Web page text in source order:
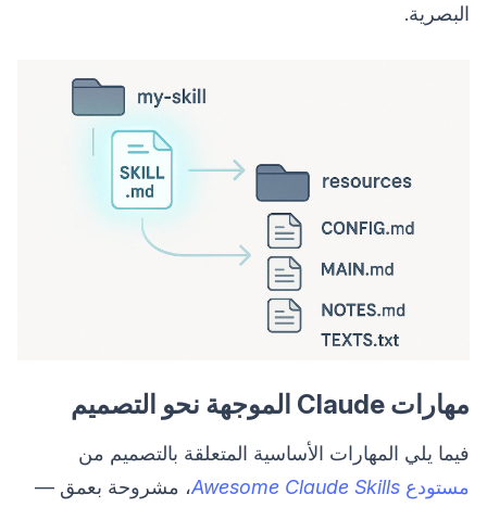
البصرية.
مهارات Claude الموجهة نحو التصميم
فيما يلي المهارات الأساسية المتعلقة بالتصميم من
مستودع Awesome Claude Skills، مشروحة بعمق —